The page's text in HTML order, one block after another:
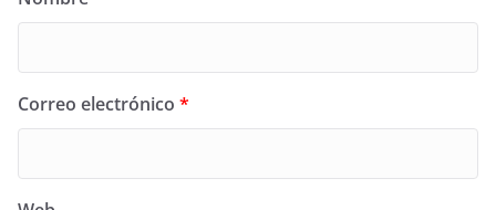
Correo electrónico *